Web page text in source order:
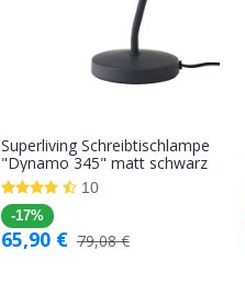
In den
Warenkorb
Superliving Schreibtischlampe
"Dynamo 345" matt schwarz
10
-17%
65,90€ 79,08€